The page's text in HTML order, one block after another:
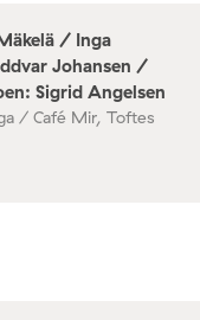
/ Inga
Johansen /
Sigrid Angelsen
/ Café Mir, Toftes